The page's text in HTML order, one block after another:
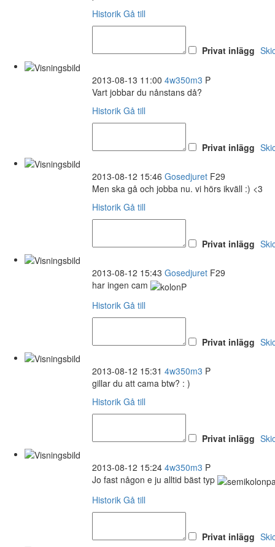
Historik Gå till
Privat inlägg
2013-08-13 11:00 4w350m3 P
Vart jobbar du nånstans då?
Historik Gå till
Privat inlägg
2013-08-12 15:46 Gosedjuret F29
Men ska gå och jobba nu. vi hörs ikväll :) <3
Historik Gå till
Privat inlägg
2013-08-12 15:43 Gosedjuret F29
har ingen cam
Historik Gå till
Privat inlägg
2013-08-12 15:31 4w350m3 P
gillar du att cama btw? : )
Historik Gå till
Privat inlägg
2013-08-12 15:24 4w350m3 P
Jo fast någon e ju alltid bäst typ
Historik Gå till
Privat inlägg